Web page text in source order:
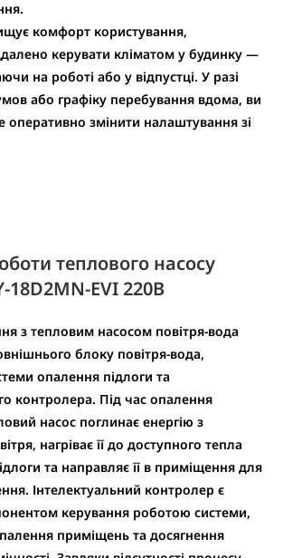
комфорт користування,
керувати кліматом у будинку —
на роботі або у відпустці. У разі
або графіку перебування вдома, ви
змінити налаштування зі
теплового насосу
18D2MN-EVI220В
з тепловим насосом повітря-вода
блоку повітря-вода,
опалення підлоги та
контролера. Під час опалення
насос поглинає енергію з
нагріває її до доступного тепла
та направляє її в приміщення для
Інтелектуальний контролер є
керування роботою системи,
приміщень та досягнення